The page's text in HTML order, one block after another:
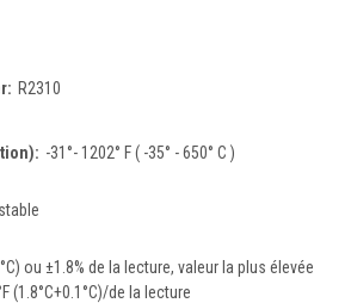
R2310
-31°- 1202° F ( -35° - 650° C )
ou ±1.8% de la lecture, valeur la plus élevée
(1.8°C+0.1°C)/de la lecture